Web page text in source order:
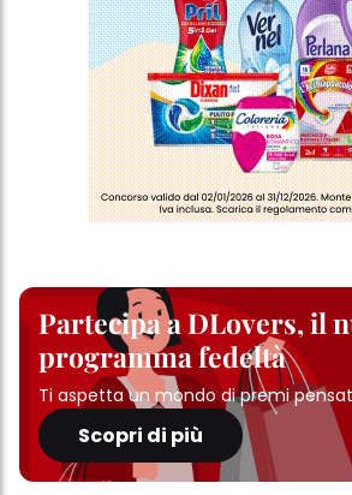
Partecipa a DLovers, il
programma fedeltà
Ti aspetta un mondo di premi
Scopri di più